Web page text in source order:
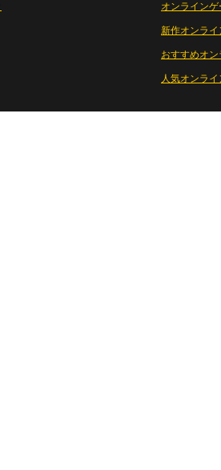
オンライン
新作オンライ
おすすめオ
人気オンラ